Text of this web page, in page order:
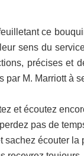
ce
sens du
précises et
par M. Marriottà
et écoutez
pas de
sachez écouter la